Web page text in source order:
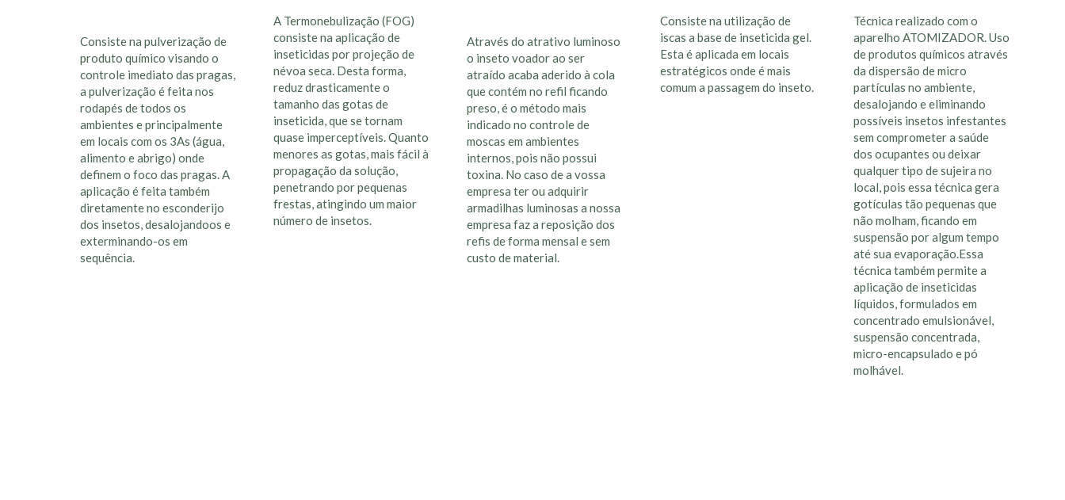
Consiste na pulverização de
produto químico visando o
controle imediato das pragas,
a pulverização é feita nos
rodapés de todos os
ambientes e principalmente
em locais com os 3As (água,
alimento e abrigo) onde
definem o foco das pragas. A
aplicação é feita também
diretamente no esconderijo
dos insetos, desalojandoos e
exterminando-os em
sequência.
A Termonebulização (FOG)
consiste na aplicação de
inseticidas por projeção de
névoa seca. Desta forma,
reduz drasticamente o
tamanho das gotas de
inseticida, que se tornam
quase imperceptíveis. Quanto
menores as gotas, mais fácil à
propagação da solução,
penetrando por pequenas
frestas, atingindo um maior
número de insetos.
Através do atrativo luminoso
o inseto voador ao ser
atraído acaba aderido à cola
que contém no refil ficando
preso, é o método mais
indicado no controle de
moscas em ambientes
internos, pois não possui
toxina. No caso de a vossa
empresa ter ou adquirir
armadilhas luminosas a nossa
empresa faz a reposição dos
refis de forma mensal e sem
custo de material.
Consiste na utilização de
iscas a base de inseticida gel.
Esta é aplicada em locais
estratégicos onde é mais
comum a passagem do inseto.
Técnica realizado com o
aparelho ATOMIZADOR. Uso
de produtos químicos através
da dispersão de micro
partículas no ambiente,
desalojando e eliminando
possíveis insetos infestantes
sem comprometer a saúde
dos ocupantes ou deixar
qualquer tipo de sujeira no
local, pois essa técnica gera
gotículas tão pequenas que
não molham, ficando em
suspensão por algum tempo
até sua evaporação.Essa
técnica também permite a
aplicação de inseticidas
líquidos, formulados em
concentrado emulsionável,
suspensão concentrada,
micro-encapsulado e pó
molhável.